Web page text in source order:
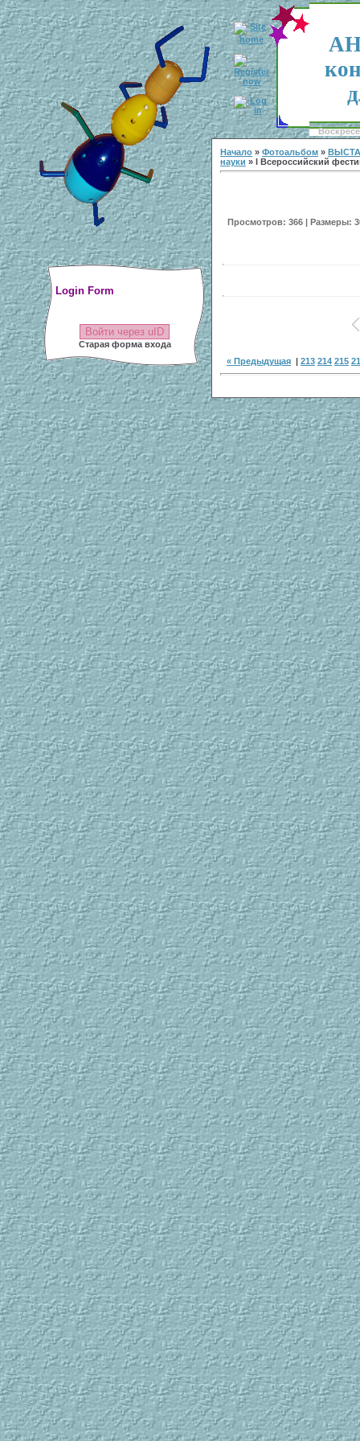
Login Form
Войти через uID
Старая форма входа
Начало » Фотоальбом »
науки » I Всероссийский
Просмотров: 366 | Размеры:
« Предыдущая | 213 214 215